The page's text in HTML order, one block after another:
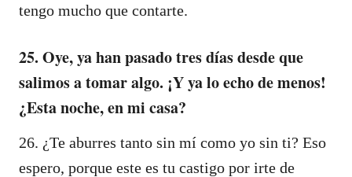
tengo mucho que contarte.
25. Oye, ya han pasado tres días desde que
salimos a tomar algo. ¡Y ya lo echo de menos!
¿Esta noche, en mi casa?
26. ¿Te aburres tanto sin mí como yo sin ti? Eso
espero, porque este es tu castigo por irte de